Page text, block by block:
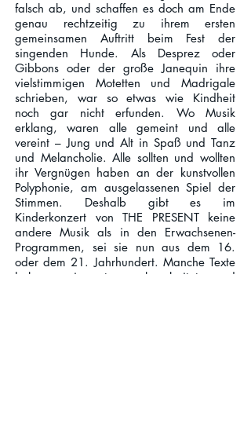
falsch ab, und schaffen es doch am Ende
genau rechtzeitig zu ihrem ersten
gemeinsamen Auftritt beim Fest der
singenden Hunde. Als Desprez oder
Gibbons oder der große Janequin ihre
vielstimmigen Motetten und Madrigale
schrieben, war so etwas wie Kindheit
noch gar nicht erfunden. Wo Musik
erklang, waren alle gemeint und alle
vereint – Jung und Alt in Spaß und Tanz
und Melancholie. Alle sollten und wollten
ihr Vergnügen haben an der kunstvollen
Polyphonie, am ausgelassenen Spiel der
Stimmen. Deshalb gibt es im
Kinderkonzert von THE PRESENT keine
andere Musik als in den Erwachsenen-
Programmen, sei sie nun aus dem 16.
oder dem 21. Jahrhundert. Manche Texte
haben wir etwas bearbeitet und